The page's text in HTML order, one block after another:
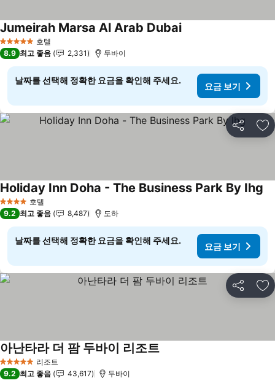
5 성급 호텔
Jumeirah Marsa Al Arab Dubai요금 보기
8.9 최고 좋음 2,331 두바이
날짜를 선택해 정확한 요금을 확인해 주세요.
요금 보기
공유 즐
4 성급 호텔
Holiday Inn Doha - The Business Park By Ihg
9.2 최고 좋음 8,487 도하
날짜를 선택해 정확한 요금을 확인해 주세요.
요금 보기
공유 즐
5 성급 리조트
아난타라 더 팜 두바이 리조트요금 보기
9.2 최고 좋음 43,617 두바이